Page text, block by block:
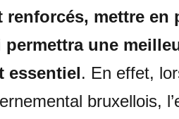
renforcés, mettre en
une
essentiel. En effet,
bruxellois,